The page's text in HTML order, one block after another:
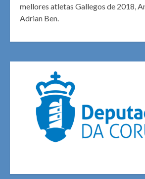
mellores atletas Gallegos de 2018,
Adrian Ben.